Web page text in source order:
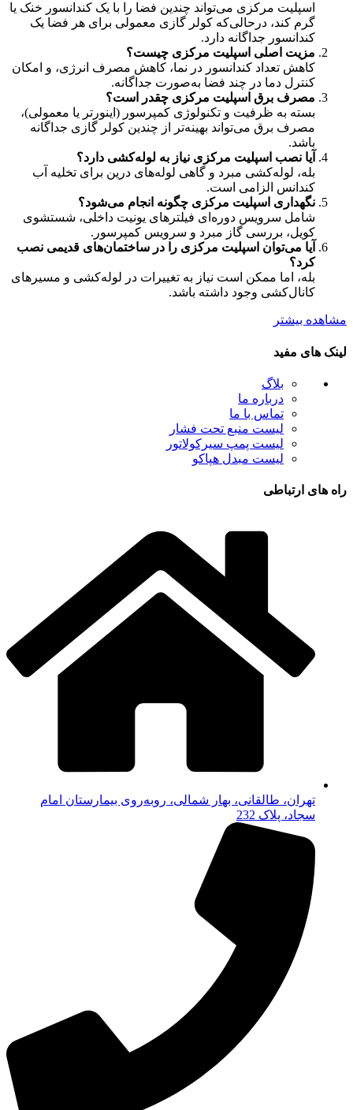
اسپلیت مرکزی می‌تواند چندین فضا را با یک کندانسور خنک یا
گرم کند، درحالی‌که کولر گازی معمولی برای هر فضا یک
کندانسور جداگانه دارد.
مزیت اصلی اسپلیت مرکزی چیست؟
کاهش تعداد کندانسور در نما، کاهش مصرف انرژی، و امکان
کنترل دما در چند فضا به‌صورت جداگانه.
مصرف برق اسپلیت مرکزی چقدر است؟
بسته به ظرفیت و تکنولوژی کمپرسور (اینورتر یا معمولی)،
مصرف برق می‌تواند بهینه‌تر از چندین کولر گازی جداگانه
باشد.
آیا نصب اسپلیت مرکزی نیاز به لوله‌کشی دارد؟
بله، لوله‌کشی مبرد و گاهی لوله‌های درین برای تخلیه آب
کندانس الزامی است.
نگهداری اسپلیت مرکزی چگونه انجام می‌شود؟
شامل سرویس دوره‌ای فیلترهای یونیت داخلی، شستشوی
کویل، بررسی گاز مبرد و سرویس کمپرسور.
آیا می‌توان اسپلیت مرکزی را در ساختمان‌های قدیمی نصب
کرد؟
بله، اما ممکن است نیاز به تغییرات در لوله‌کشی و مسیرهای
کانال‌کشی وجود داشته باشد.
مشاهده بیشتر
لینک های مفید
بلاگ
درباره ما
تماس با ما
لیست منبع تحت فشار
لیست پمپ سیرکولاتور
لیست مبدل هپاکو
راه های ارتباطی
تهران، طالقانی، بهار شمالی، روبه‌روی بیمارستان امام
سجاد، پلاک 232